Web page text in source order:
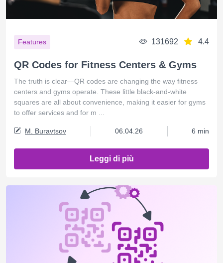
Features 131692 4.4
QR Codes for Fitness Centers & Gyms
The truth is clear—QR codes are changing the way fitness
centers and gyms operate. These little black-and-white
squares are all about convenience, making it easier for gyms
to offer services and for m ...
M. Buravtsov 06.04.26 6 min
Leggi di più